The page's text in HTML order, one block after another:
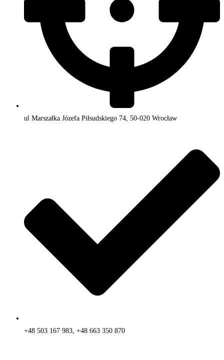
ul Marszałka Józefa Piłsudskiego 74, 50-020 Wrocław
+48 503 167 983, +48 663 350 870